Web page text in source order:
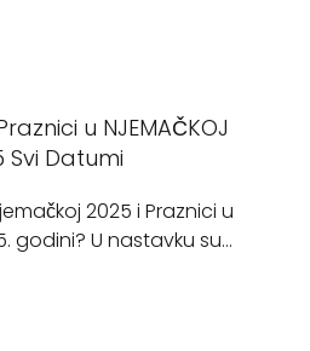
u NJEMAČKOJ
Svi Datumi
2025 i Praznici u
godini? U nastavku su…